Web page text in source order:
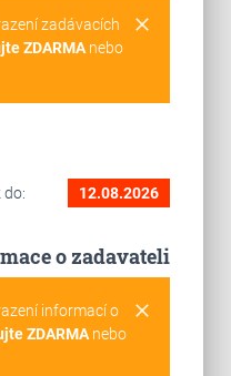
clear
zadávacích
ZDARMAnebo
do: 12.08.2026
o zadavateli
clear
informací o
ZDARMAnebo